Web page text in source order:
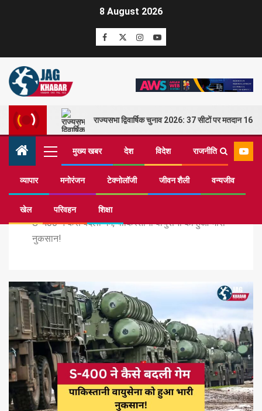
8 August 2026
राज्यसभा द्विवार्षिक चुनाव 2026: 37 सीटों पर मतदान 16
मुख्य खबर देश विदेश राजनीति
व्यापार मनोरंजन टेक्नोलॉजी जीवन शैली वन्यजीव
खेल परिवहन शिक्षा
Home
मुख्य खबर
S-400 ने कैसे बदली गेम, पाकिस्तानी वायुसेना को हुआ भारी
नुकसान!